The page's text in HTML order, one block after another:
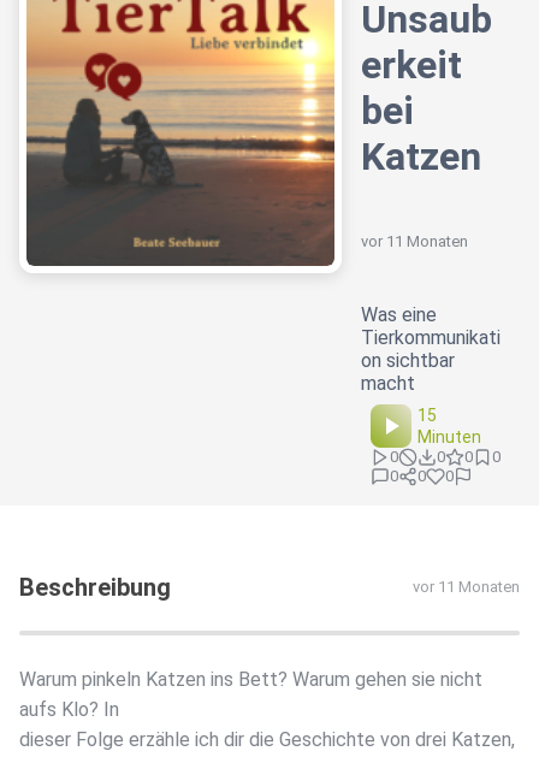
Unsaub
erkeit
bei
Katzen
vor 11 Monaten
Was eine
Tierkommunikati
on sichtbar
macht
15
Minuten
0 0 0
0
0
0 0
Beschreibung vor 11 Monaten
Warum pinkeln Katzen ins Bett? Warum gehen sie nicht
aufs Klo? In
dieser Folge erzähle ich dir die Geschichte von drei Katzen,